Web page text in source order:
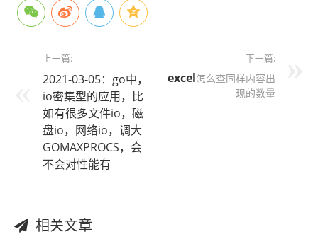
上一篇:
2021-03-05：go中，
io密集型的应用，比
如有很多文件io，磁
盘io，网络io，调大
GOMAXPROCS，会
不会对性能有
下一篇:
excel怎么查同样内容出
现的数量
相关文章